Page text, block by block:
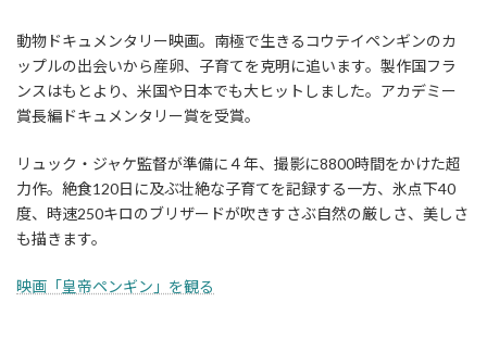
動物ドキュメンタリー映画。南極で生きるコウテイペンギンのカ
ップルの出会いから産卵、子育てを克明に追います。製作国フラ
ンスはもとより、米国や日本でも大ヒットしました。アカデミー
賞長編ドキュメンタリー賞を受賞。
リュック・ジャケ監督が準備に４年、撮影に8800時間をかけた超
力作。絶食120日に及ぶ壮絶な子育てを記録する一方、氷点下40
度、時速250キロのブリザードが吹きすさぶ自然の厳しさ、美しさ
も描きます。
映画「皇帝ペンギン」を観る